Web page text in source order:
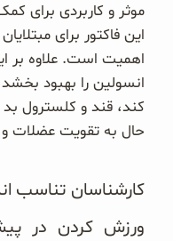
موثر و کاربردی برای
این فاکتور برای
اهمیت است. علاوه بر
انسولین را بهبود
کند، قند و کلسترول
حال به تقویت عضلات و
کارشناسان تناسب
ورزش کردن در